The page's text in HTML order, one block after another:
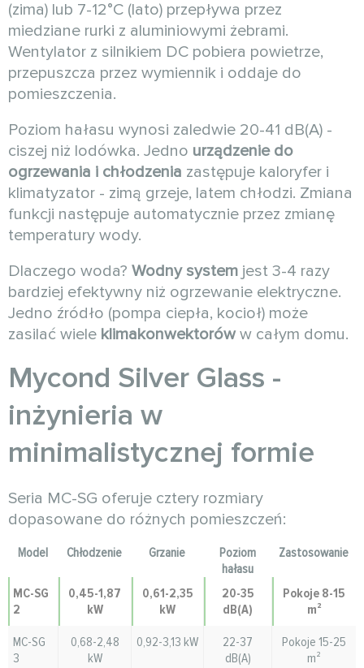
(zima) lub 7-12°C (lato) przepływa przez
miedziane rurki z aluminiowymi żebrami.
Wentylator z silnikiem DC pobiera powietrze,
przepuszcza przez wymiennik i oddaje do
pomieszczenia.
Poziom hałasu wynosi zaledwie 20-41 dB(A) -
ciszej niż lodówka. Jedno urządzenie do
ogrzewania i chłodzenia zastępuje kaloryfer i
klimatyzator - zimą grzeje, latem chłodzi. Zmiana
funkcji następuje automatycznie przez zmianę
temperatury wody.
Dlaczego woda? Wodny system jest 3-4 razy
bardziej efektywny niż ogrzewanie elektryczne.
Jedno źródło (pompa ciepła, kocioł) może
zasilać wiele klimakonwektoróww całym domu.
Mycond Silver Glass -
inżynieria w
minimalistycznej formie
Seria MC-SG oferuje cztery rozmiary
dopasowane do różnych pomieszczeń:
Model Chłodzenie Grzanie
Poziom
hałasu
Zastosowanie
MC-SG
2
0,45-1,87
kW
0,61-2,35
kW
20-35
dB(A)
Pokoje 8-15
m²
MC-SG
3
0,68-2,48
kW
0,92-3,13 kW
22-37
dB(A)
Pokoje 15-25
m²